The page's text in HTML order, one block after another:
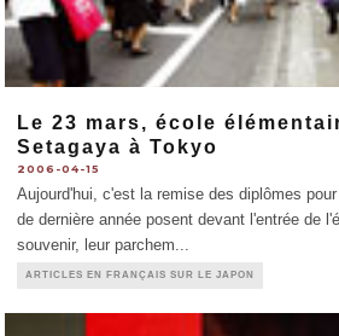
Le 23 mars, école
Setagaya à Tokyo
2006-04-15
Aujourd'hui, c'est la remise des diplômes
de dernière année posent devant l'entrée de
souvenir, leur parchem...
ARTICLES EN FRANÇAIS SUR LE JAPON